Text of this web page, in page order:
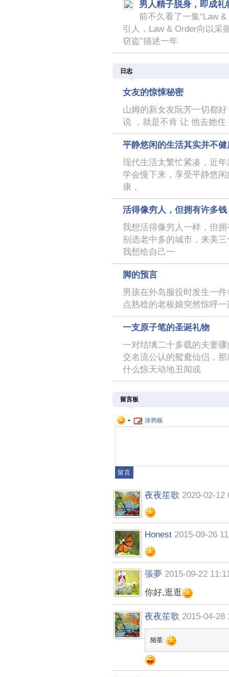
男人精子脱身，即成礼
前不久看了一集“Law
引人，Law & Order向以采
窃盗”描述一年
日志
女友的惊悚秘密
山姆的新女友阮芳一切都
说 ，就是不肯 让 他去她
平静悠闲的生活其实并不健
现代生活太繁忙紧凑，近
学会慢下来，享受平静悠
康，
活得像穷人，但拥有许多钱
我想活得像穷人一样，但
别选老中多的城市，来美
我想给自己一
脚的预言
男孩在外岛服役时发生一
点熟稔的老板娘突然惊呼
一支原子笔的圣诞礼物
一对结缡二十多载的夫妻
交名流公认的鸳鸯仙侣，
什么惊天动地丑闻或
留言板
涂鸦板
夜夜笙歌 2020-02-12
Honest 2015-09-26
張夢 2015-09-22
你好,逛逛
夜夜笙歌 2015-04-28
陆荃: